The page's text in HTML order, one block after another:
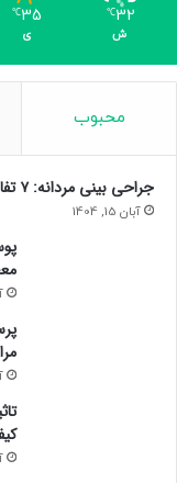
32
℃
ش
35
℃
ی
محبوب
جراحی بینی مردانه: ۷ تفاوت کلیدی که بینی شما را “زنانه” نمی‌کند!
آبان 15, 1404